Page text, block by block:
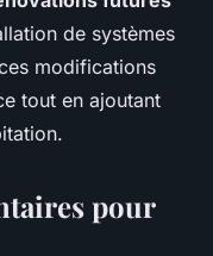
de systèmes
modifications
tout en ajoutant
pour